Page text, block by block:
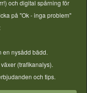
och digital spårning för
på "Ok - inga problem"
en nysådd bädd.
(trafikanalys).
och tips.